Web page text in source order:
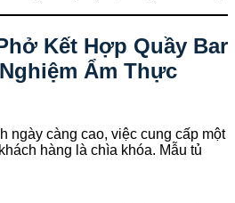
Kết Hợp Quầy Bar
Ẩm Thực
ngày càng cao, việc cung cấp một
hàng là chìa khóa. Mẫu tủ